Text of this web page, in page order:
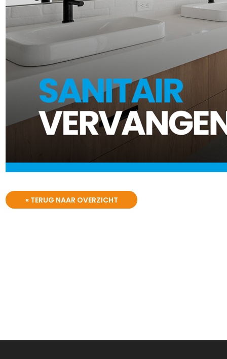
« TERUG NAAR OVERZICHT